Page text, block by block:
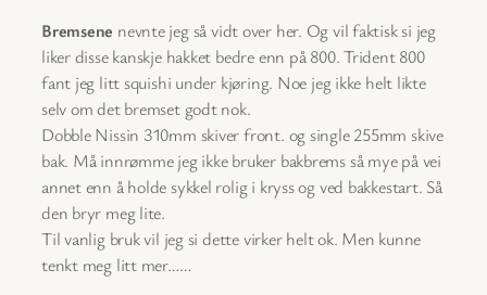
Bremsene nevnte jeg så vidt over her. Og vil faktisk si jeg
liker disse kanskje hakket bedre enn på 800. Trident 800
fant jeg litt squishi under kjøring. Noe jeg ikke helt likte
selv om det bremset godt nok.
Dobble Nissin 310mm skiver front. og single 255mm skive
bak. Må innrømme jeg ikke bruker bakbrems så mye på vei
annet enn å holde sykkel rolig i kryss og ved bakkestart. Så
den bryr meg lite.
Til vanlig bruk vil jeg si dette virker helt ok. Men kunne
tenkt meg litt mer……